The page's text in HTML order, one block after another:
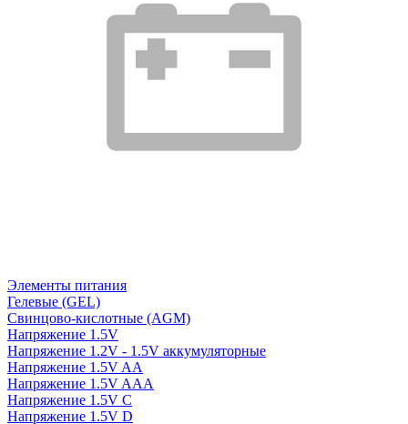
Элементы питания
Гелевые (GEL)
Свинцово-кислотные (AGM)
Напряжение 1.5V
Напряжение 1.2V - 1.5V аккумуляторные
Напряжение 1.5V AA
Напряжение 1.5V AAA
Напряжение 1.5V C
Напряжение 1.5V D